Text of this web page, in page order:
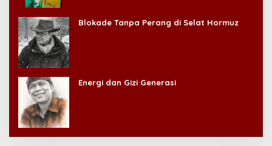
Blokade Tanpa Perang di Selat Hormuz
Energi dan Gizi Generasi